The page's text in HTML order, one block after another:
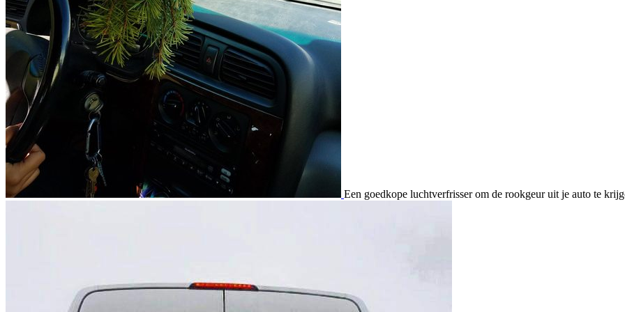
Een goedkope luchtverfrisser om de rookgeur uit je auto te